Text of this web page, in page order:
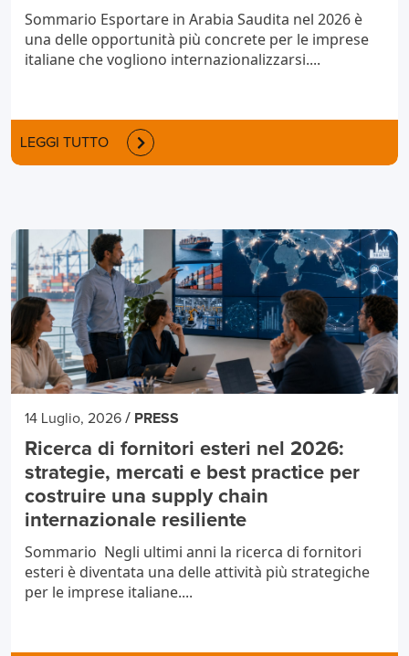
Sommario Esportare in Arabia Saudita nel 2026 è
una delle opportunità più concrete per le imprese
italiane che vogliono internazionalizzarsi....
LEGGI TUTTO
14 Luglio, 2026 / PRESS
Ricerca di fornitori esteri nel 2026:
strategie, mercati e best practice per
costruire una supply chain
internazionale resiliente
Sommario Negli ultimi anni la ricerca di fornitori
esteri è diventata una delle attività più strategiche
per le imprese italiane....